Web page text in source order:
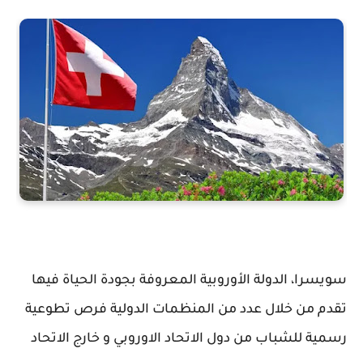
سويسرا، الدولة الأوروبية المعروفة بجودة الحياة فيها
تقدم من خلال عدد من المنظمات الدولية فرص تطوعية
رسمية للشباب من دول الاتحاد الاوروبي و خارج الاتحاد